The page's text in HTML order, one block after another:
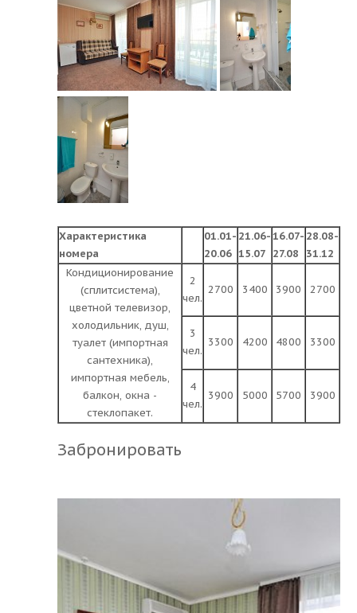
Характеристика
номера
01.01-
20.06
21.06-
15.07
16.07-
27.08
28.08-
31.12
Кондиционирование
(сплитсистема),
цветной телевизор,
холодильник, душ,
туалет (импортная
сантехника),
импортная мебель,
балкон, окна -
стеклопакет.
2
чел.
2700 3400 3900 2700
3
чел.
3300 4200 4800 3300
4
чел.
3900 5000 5700 3900
Забронировать